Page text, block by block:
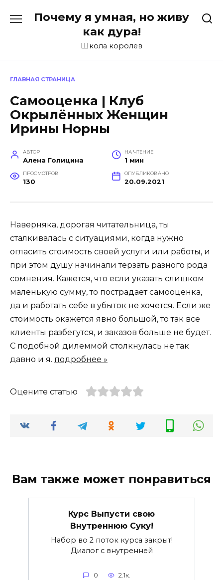
Почему я умная, но живу
как дура!
Школа королев
ГЛАВНАЯ СТРАНИЦА
Самооценка | Клуб
Окрылённых Женщин
Ирины Норны
АВТОР
Алена Голицина
НА ЧТЕНИЕ
1 мин
ПРОСМОТРОВ
130
ОПУБЛИКОВАНО
20.09.2021
Наверняка, дорогая читательница, ты
сталкивалась с ситуациями, когда нужно
огласить стоимость своей услуги или работы, и
при этом душу начинали терзать разного рода
сомнения. Кажется, что если указать слишком
маленькую сумму, то пострадает самооценка,
да и работать себе в убыток не хочется. Если же
стоимость окажется явно большой, то так все
клиенты разбегутся, и заказов больше не будет.
С подобной дилеммой столкнулась не так
давно и я. подробнее »
Оцените статью
Вам также может понравиться
Курс Выпусти свою
Внутреннюю Суку!
Набор во 2 поток курса закрыт!
Диалог с внутренней
0 2.1к.